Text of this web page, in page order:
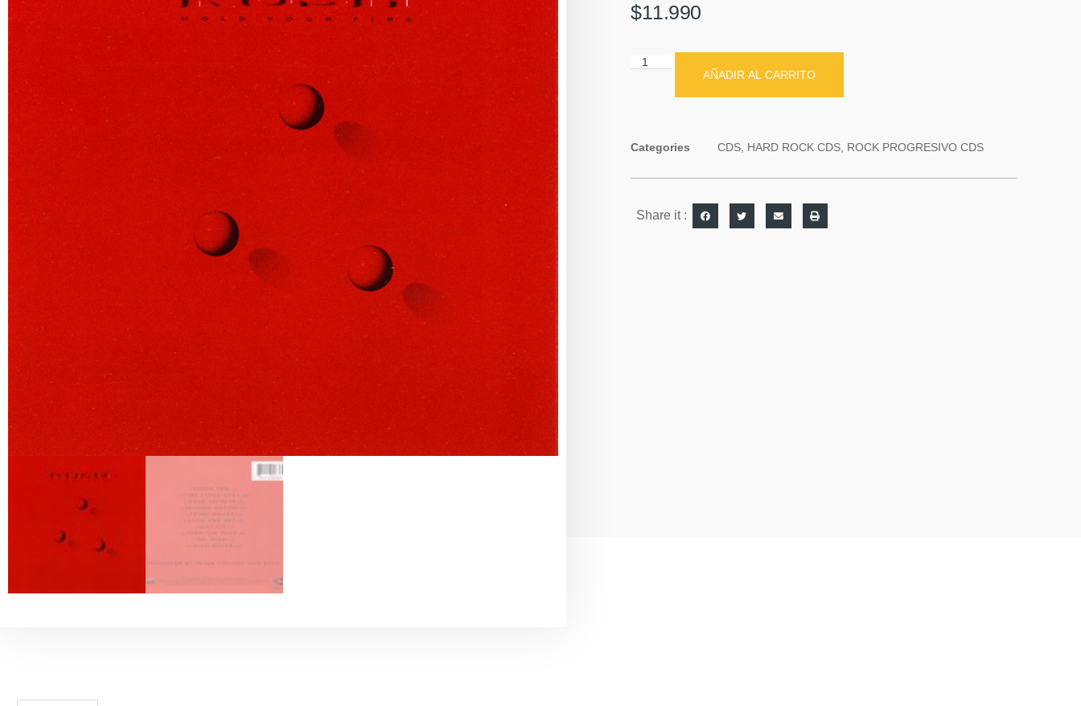
$11.990
AÑADIR AL CARRITO
Categories CDS, HARD ROCK CDS, ROCK PROGRESIVO CDS
Share it :